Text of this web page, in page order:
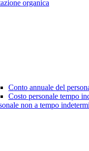
organica
Conto annuale del
Costo personale tempo
non a tempo